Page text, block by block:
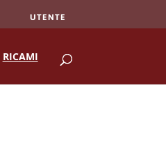
UTENTE
RICAMI